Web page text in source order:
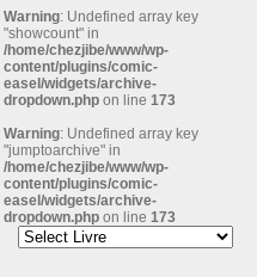
Warning: Undefined array key
"showcount" in
/home/chezjibe/www/wp-
content/plugins/comic-
easel/widgets/archive-
dropdown.php on line 173
Warning: Undefined array key
"jumptoarchive" in
/home/chezjibe/www/wp-
content/plugins/comic-
easel/widgets/archive-
dropdown.php on line 173